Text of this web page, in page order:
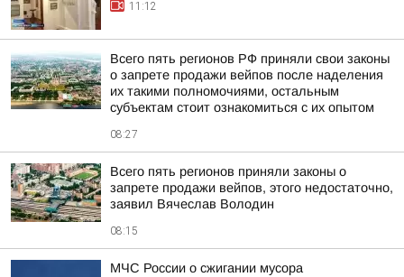
11:12
Всего пять регионов РФ приняли свои законы
о запрете продажи вейпов после наделения
их такими полномочиями, остальным
субъектам стоит ознакомиться с их опытом
08:27
Всего пять регионов приняли законы о
запрете продажи вейпов, этого недостаточно,
заявил Вячеслав Володин
08:15
МЧС России о сжигании мусора